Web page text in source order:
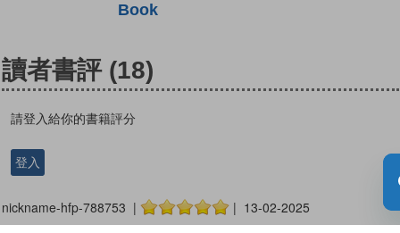
Book
讀者書評 (18)
請登入給你的書籍評分
登入
nickname-hfp-788753 | | 13-02-2025